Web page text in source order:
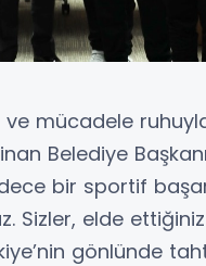
mücadele
Belediye
bir sportif
Sizler, elde
gönlünde